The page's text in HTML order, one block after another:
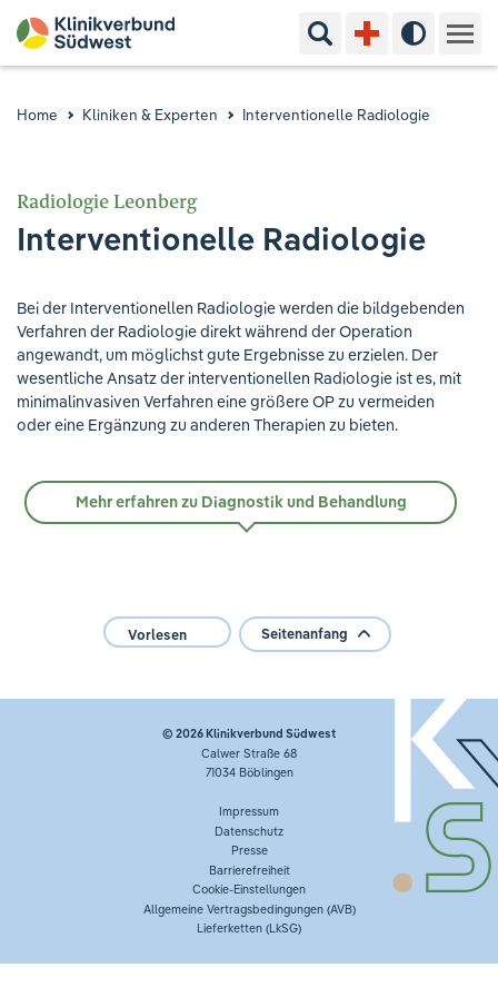
Suchbegriff eingeben
Hoher
Pflege & Beratung
Jobs & Karriere
Der Klinikverbund Südwest
Ihre Meinung ist uns wichtig!
Home Kliniken & Experten Interventionelle Radiologie
Radiologie Leonberg
Interventionelle Radiologie
Bei der Interventionellen Radiologie werden die bildgebenden
Verfahren der Radiologie direkt während der Operation
angewandt, um möglichst gute Ergebnisse zu erzielen. Der
wesentliche Ansatz der interventionellen Radiologie ist es, mit
minimalinvasiven Verfahren eine größere OP zu vermeiden
oder eine Ergänzung zu anderen Therapien zu bieten.
Mehr erfahren zu Diagnostik und Behandlung
Vorlesen Seitenanfang
© 2026Klinikverbund Südwest
Calwer Straße 68
71034 Böblingen
Impressum
Datenschutz
Presse
Barrierefreiheit
Cookie-Einstellungen
Allgemeine Vertragsbedingungen (AVB)
Lieferketten (LkSG)